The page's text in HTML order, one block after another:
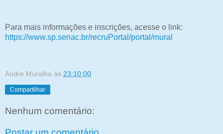
Para mais informações e inscrições, acesse o link:
https://www.sp.senac.br/recruPortal/portal/mural
Andre Muralha às 23:10:00
Compartilhar
Nenhum comentário: